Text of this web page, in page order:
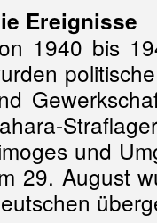
Ereignisse
1940 bis
und
29. August